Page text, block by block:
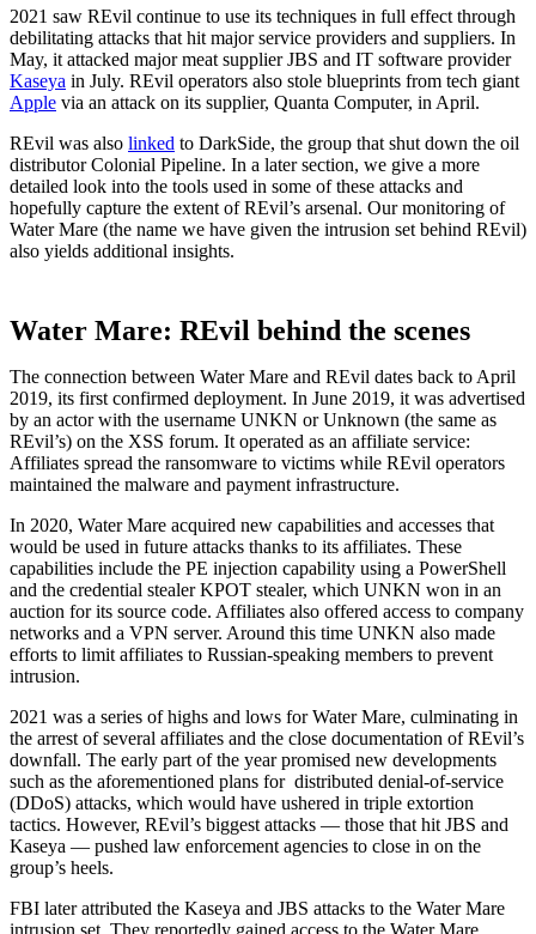
2021 saw REvil continue to use its techniques in full effect through
debilitating attacks that hit major service providers and suppliers. In
May, it attacked major meat supplier JBS and IT software provider
Kaseya in July. REvil operators also stole blueprints from tech giant
Apple via an attack on its supplier, Quanta Computer, in April.
REvil was also linked to DarkSide, the group that shut down the oil
distributor Colonial Pipeline. In a later section, we give a more
detailed look into the tools used in some of these attacks and
hopefully capture the extent of REvil’s arsenal. Our monitoring of
Water Mare (the name we have given the intrusion set behind REvil)
also yields additional insights.
Water Mare: REvil behind the scenes
The connection between Water Mare and REvil dates back to April
2019, its first confirmed deployment. In June 2019, it was advertised
by an actor with the username UNKN or Unknown (the same as
REvil’s) on the XSS forum. It operated as an affiliate service:
Affiliates spread the ransomware to victims while REvil operators
maintained the malware and payment infrastructure.
In 2020, Water Mare acquired new capabilities and accesses that
would be used in future attacks thanks to its affiliates. These
capabilities include the PE injection capability using a PowerShell
and the credential stealer KPOT stealer, which UNKN won in an
auction for its source code. Affiliates also offered access to company
networks and a VPN server. Around this time UNKN also made
efforts to limit affiliates to Russian-speaking members to prevent
intrusion.
2021 was a series of highs and lows for Water Mare, culminating in
the arrest of several affiliates and the close documentation of REvil’s
downfall. The early part of the year promised new developments
such as the aforementioned plans for distributed denial-of-service
(DDoS) attacks, which would have ushered in triple extortion
tactics. However, REvil’s biggest attacks — those that hit JBS and
Kaseya — pushed law enforcement agencies to close in on the
group’s heels.
FBI later attributed the Kaseya and JBS attacks to the Water Mare
intrusion set. They reportedly gained access to the Water Mare